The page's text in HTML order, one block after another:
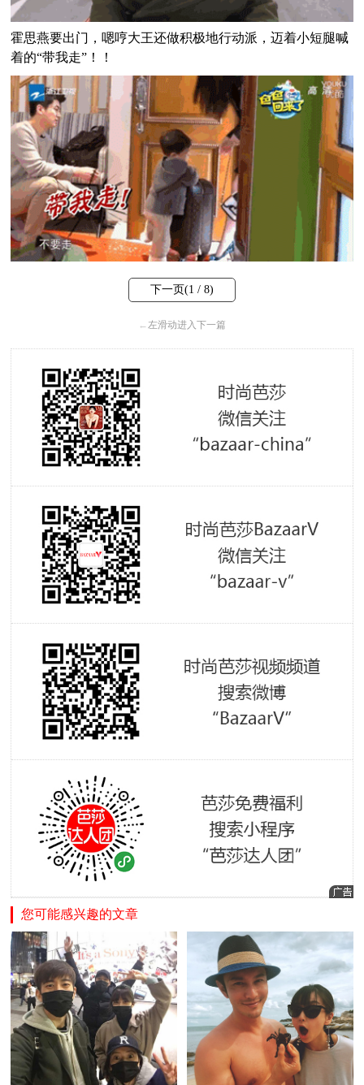
霍思燕要出门，嗯哼大王还做积极地行动派，迈着小短腿喊
着的“带我走”！！
下一页(1 / 8)
←左滑动进入下一篇
您可能感兴趣的文章